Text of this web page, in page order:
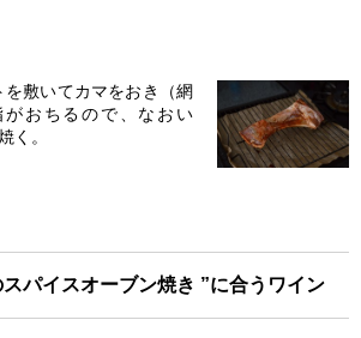
敷いてカマをおき（網
おちるので、なおい
く。
パイスオーブン焼き ”に合うワイン